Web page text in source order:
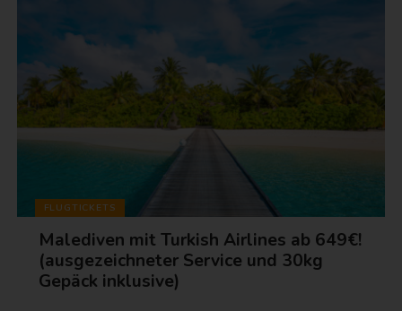
FLUGTICKETS
Malediven mit Turkish Airlines ab 649€!
(ausgezeichneter Service und 30kg
Gepäck inklusive)